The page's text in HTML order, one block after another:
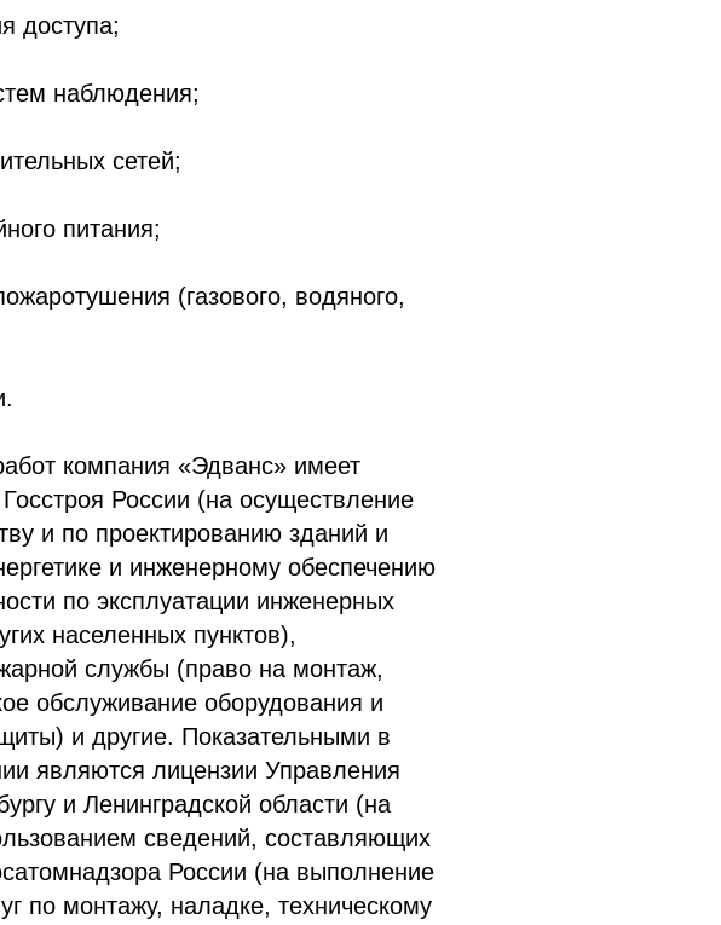
доступа;
наблюдения;
сетей;
питания;
(газового, водяного,
компания «Эдванс» имеет
России (на осуществление
и по проектированию зданий и
и инженерному обеспечению
по эксплуатации инженерных
населенных пунктов),
службы (право на монтаж,
обслуживание оборудования и
и другие. Показательными в
являются лицензии Управления
и Ленинградской области (на
сведений, составляющих
России (на выполнение
по монтажу, наладке, техническому